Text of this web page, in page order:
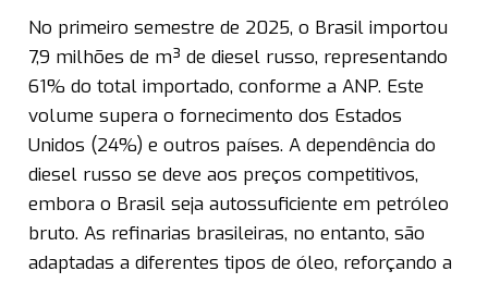
No primeiro semestre de 2025, o Brasil importou
7,9 milhões de m³ de diesel russo, representando
61% do total importado, conforme a ANP. Este
volume supera o fornecimento dos Estados
Unidos (24%) e outros países. A dependência do
diesel russo se deve aos preços competitivos,
embora o Brasil seja autossuficiente em petróleo
bruto. As refinarias brasileiras, no entanto, são
adaptadas a diferentes tipos de óleo, reforçando a